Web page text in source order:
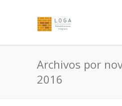
Archivos por
2016